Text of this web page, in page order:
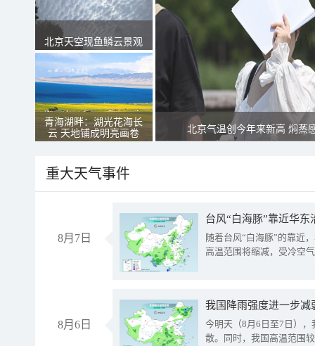
北京天空现鱼鳞云景观
青海湖畔：湖光花海长
云 天地铺成明亮画卷
北京气温创今年来新高 焖蒸
重大天气事件
8月7日
台风“白海豚”靠近华
随着台风“白海豚”的靠近
高温范围将缩减，受冷空
8月6日
今明天（8月6日至7日）
散。同时，我国高温范围